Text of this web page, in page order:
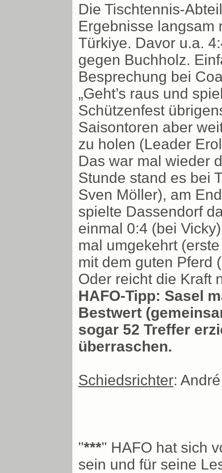
Die Tischtennis-
Ergebnisse langsam
Türkiye. Davor u.a.
gegen Buchholz.
Besprechung bei
„Geht’s raus und
Schützenfest
Saisontoren aber
zu holen (Leader
Das war mal wieder
Stunde stand es bei
Sven Möller), am
spielte Dassendorf
einmal 0:4 (bei
mal umgekehrt
mit dem guten Pferd
Oder reicht die Kraft
HAFO-Tipp: Sasel
Bestwert
sogar 52 Treffer
überraschen.
Schiedsrichter:
"***" HAFO hat sich
sein und für seine